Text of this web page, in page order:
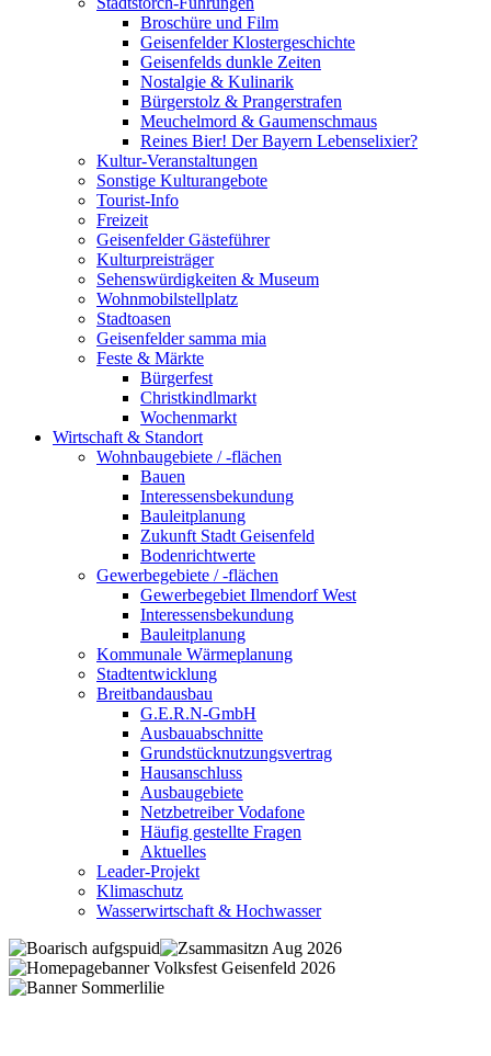
Broschüre und Film
Geisenfelder Klostergeschichte
Geisenfelds dunkle Zeiten
Nostalgie & Kulinarik
Bürgerstolz & Prangerstrafen
Meuchelmord & Gaumenschmaus
Reines Bier! Der Bayern Lebenselixier?
Kultur-Veranstaltungen
Sonstige Kulturangebote
Tourist-Info
Freizeit
Geisenfelder Gästeführer
Kulturpreisträger
Sehenswürdigkeiten & Museum
Wohnmobilstellplatz
Stadtoasen
Geisenfelder samma mia
Feste & Märkte
Bürgerfest
Christkindlmarkt
Wochenmarkt
Wirtschaft & Standort
Wohnbaugebiete / -flächen
Bauen
Interessensbekundung
Bauleitplanung
Zukunft Stadt Geisenfeld
Bodenrichtwerte
Gewerbegebiete / -flächen
Gewerbegebiet Ilmendorf West
Interessensbekundung
Bauleitplanung
Kommunale Wärmeplanung
Stadtentwicklung
Breitbandausbau
G.E.R.N-GmbH
Ausbauabschnitte
Grundstücknutzungsvertrag
Hausanschluss
Ausbaugebiete
Netzbetreiber Vodafone
Häufig gestellte Fragen
Aktuelles
Leader-Projekt
Klimaschutz
Wasserwirtschaft & Hochwasser